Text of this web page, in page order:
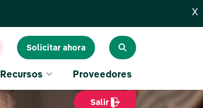
X
Solicitar ahora
Recursos Proveedores
Salir